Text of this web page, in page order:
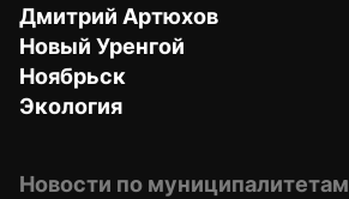
Дмитрий Артюхов
Новый Уренгой
Ноябрьск
Экология
Новости по муниципалитетам